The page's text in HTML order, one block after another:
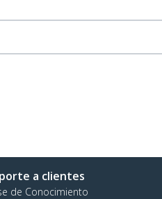
a clientes
de Conocimiento